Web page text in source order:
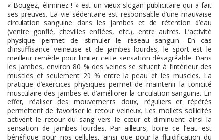
« Bougez, éliminez ! » est un vieux slogan publicitaire qui a fait
ses preuves. La vie sédentaire est responsable d’une mauvaise
circulation sanguine dans les jambes et de rétention d’eau
(ventre gonflé, chevilles enflées, etc.), entre autres. L’activité
physique permet de stimuler le réseau sanguin. En cas
d’insuffisance veineuse et de jambes lourdes, le sport est le
meilleur remède pour limiter cette sensation désagréable. Dans
les jambes, environ 80 % des veines se situent à l’intérieur des
muscles et seulement 20 % entre la peau et les muscles. La
pratique d’exercices physiques permet de maintenir la tonicité
musculaire des jambes et d’améliorer la circulation sanguine. En
effet, réaliser des mouvements doux, réguliers et répétés
permettent de favoriser le retour veineux. Les mollets sollicités
activent le retour du sang vers le cœur et diminuent ainsi la
sensation de jambes lourdes. Par ailleurs, boire de l’eau est
bénéfique pour nos cellules, ainsi que pour la fluidification du